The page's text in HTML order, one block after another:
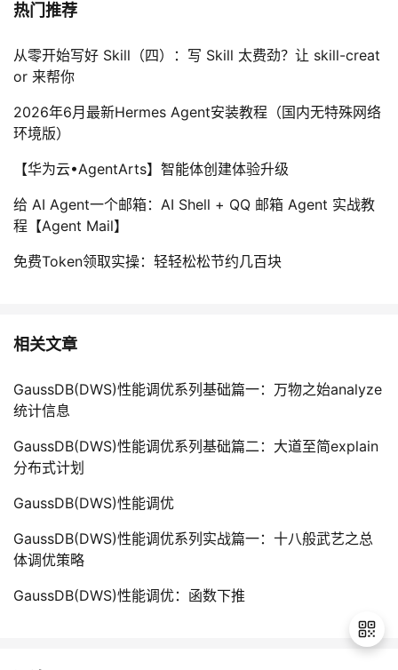
热门推荐
从零开始写好 Skill（四）：写 Skill 太费劲？让 skill-creat
or 来帮你
2026年6月最新Hermes Agent安装教程（国内无特殊网络
环境版）
【华为云•AgentArts】智能体创建体验升级
给 AI Agent一个邮箱：AI Shell + QQ 邮箱 Agent 实战教
程【Agent Mail】
免费Token领取实操：轻轻松松节约几百块
相关文章
GaussDB(DWS)性能调优系列基础篇一：万物之始analyze
统计信息
GaussDB(DWS)性能调优系列基础篇二：大道至简explain
分布式计划
GaussDB(DWS)性能调优
GaussDB(DWS)性能调优系列实战篇一：十八般武艺之总
体调优策略
GaussDB(DWS)性能调优：函数下推